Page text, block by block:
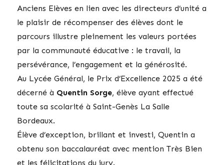
Anciens Elèves en lien avec les directeurs d’unité a
le plaisir de récompenser des élèves dont le
parcours illustre pleinement les valeurs portées
par la communauté éducative : le travail, la
persévérance, l’engagement et la générosité.
Au Lycée Général, le Prix d’Excellence 2025 a été
décerné à Quentin Sorge, élève ayant effectué
toute sa scolarité à Saint-Genès La Salle
Bordeaux.
Élève d’exception, brillant et investi, Quentin a
obtenu son baccalauréat avec mention Très Bien
et les félicitations du jury.